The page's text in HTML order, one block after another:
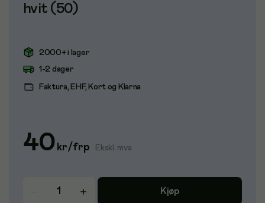
hvit (50)
2000+ i lager
1-2 dager
Faktura, EHF, Kort og Klarna
40 kr/frp Ekskl. mva
Kjøp